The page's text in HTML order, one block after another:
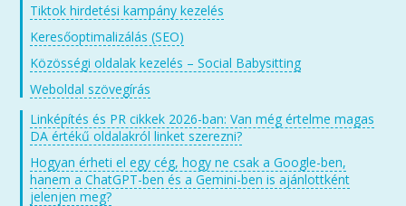
Tiktok hirdetési kampány kezelés
Keresőoptimalizálás (SEO)
Közösségi oldalak kezelés – Social Babysitting
Weboldal szövegírás
Linképítés és PR cikkek 2026-ban: Van még értelme magas
DA értékű oldalakról linket szerezni?
Hogyan érheti el egy cég, hogy ne csak a Google-ben,
hanem a ChatGPT-ben és a Gemini-ben is ajánlottként
jelenjen meg?